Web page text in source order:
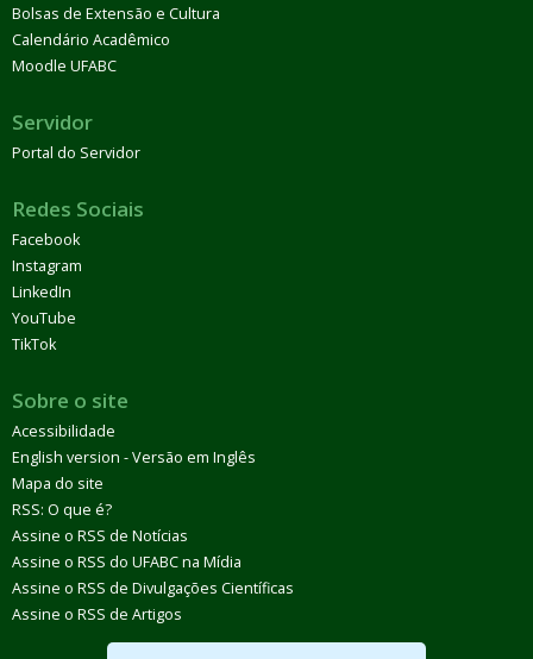
Bolsas de Extensão e Cultura
Calendário Acadêmico
Moodle UFABC
Servidor
Portal do Servidor
Redes Sociais
Facebook
Instagram
LinkedIn
YouTube
TikTok
Sobre o site
Acessibilidade
English version - Versão em Inglês
Mapa do site
RSS: O que é?
Assine o RSS de Notícias
Assine o RSS do UFABC na Mídia
Assine o RSS de Divulgações Científicas
Assine o RSS de Artigos